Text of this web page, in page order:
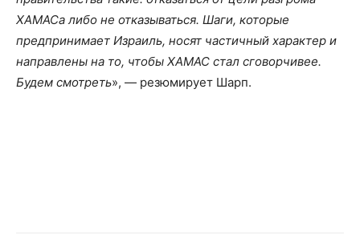
ХАМАСа либо не отказываться. Шаги, которые
предпринимает Израиль, носят частичный характер и
направлены на то, чтобы ХАМАС стал сговорчивее.
Будем смотреть», — резюмирует Шарп.